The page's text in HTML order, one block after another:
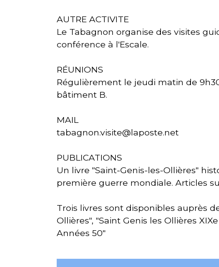
AUTRE ACTIVITE
Le Tabagnon organise des visites
conférence à l'Escale.
RÉUNIONS
Régulièrement le jeudi matin de
bâtiment B.
MAIL
tabagnon.visite@laposte.net
PUBLICATIONS
Un livre "Saint-Genis-les-Ollières"
première guerre mondiale. Articles
Trois livres sont disponibles auprès
Ollières", "Saint Genis les Ollières
Années 50"